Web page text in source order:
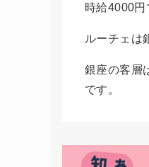
時給4000円
ルーチェは
銀座の客層
です。